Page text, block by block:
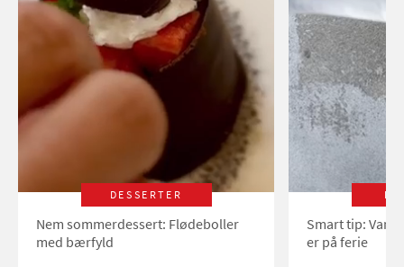
DESSERTER
Nem sommerdessert: Flødeboller
med bærfyld
Smart tip:
er på ferie